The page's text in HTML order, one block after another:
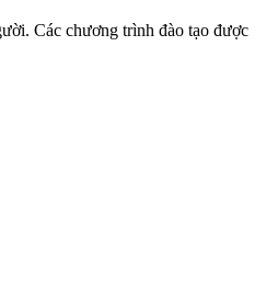
Các chương trình đào tạo được